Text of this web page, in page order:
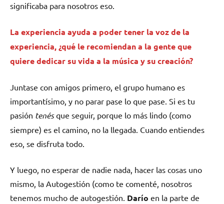
significaba para nosotros eso.
La experiencia ayuda a poder tener la voz de la
experiencia, ¿qué le recomiendan a la gente que
quiere dedicar su vida a la música y su creación?
Juntase con amigos primero, el grupo humano es
importantísimo, y no parar pase lo que pase. Si es tu
pasión tenésque seguir, porque lo más lindo (como
siempre) es el camino, no la llegada. Cuando entiendes
eso, se disfruta todo.
Y luego, no esperar de nadie nada, hacer las cosas uno
mismo, la Autogestión (como te comenté, nosotros
tenemos mucho de autogestión. Darío en la parte de